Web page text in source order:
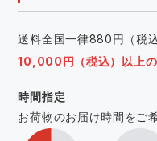
送料全国一律880円（税
10,000円（税込）以上の
時間指定
お荷物のお届け時間をご